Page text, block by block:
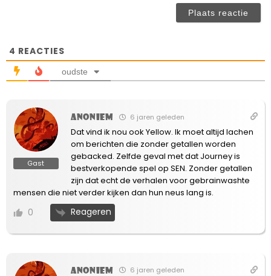
4 REACTIES
oudste
Gast
Anoniem 6 jaren geleden
Dat vind ik nou ook Yellow. Ik moet altijd lachen
om berichten die zonder getallen worden
gebacked. Zelfde geval met dat Journey is
bestverkopende spel op SEN. Zonder getallen
zijn dat echt de verhalen voor gebrainwashte
mensen die niet verder kijken dan hun neus lang is.
0 Reageren
Anoniem 6 jaren geleden